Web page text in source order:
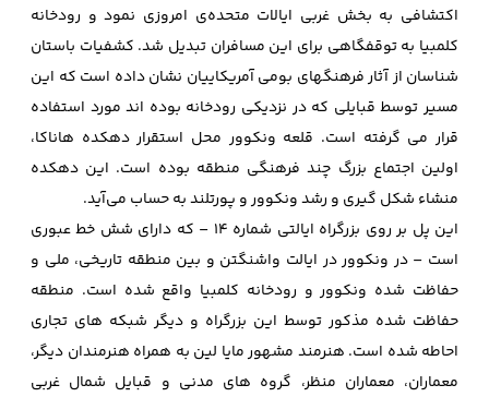
اکتشافی به بخش غربی ایالات متحده‌ی امروزی نمود و رودخانه‌
کلمبیا به توقفگاهی برای این مسافران تبدیل شد. کشفیات باستان
شناسان از آثار فرهنگهای بومی آمریکاییان نشان داده است که این
مسیر توسط قبایلی که در نزدیکی رودخانه بوده اند مورد استفاده
قرار می گرفته است. قلعه ونکوور محل استقرار دهکده هاناکا،
اولین اجتماع بزرگ چند فرهنگی منطقه بوده است. این دهکده
منشاء شکل گیری و رشد ونکوور و پورتلند به حساب می‌آید.
این پل بر روی بزرگراه ایالتی شماره 14 – که دارای شش خط عبوری
است – در ونکوور در ایالت واشنگتن و بین منطقه‌ تاریخی، ملی و
حفاظت شده ونکوور و رودخانه کلمبیا واقع شده است. منطقه‌
حفاظت شده مذکور توسط این بزرگراه و دیگر شبکه های تجاری
احاطه شده است. هنرمند مشهور مایا لین به همراه هنرمندان دیگر،
معماران، معماران منظر، گروه های مدنی و قبایل شمال غربی